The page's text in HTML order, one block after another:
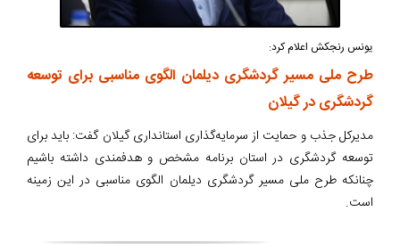
یونس رنجکش اعلام کرد:
طرح ملی مسیر گردشگری دیلمان الگوی مناسبی برای توسعه
گردشگری در گیلان
مدیرکل جذب و حمایت از سرمایه‌گذاری استانداری گیلان گفت: باید برای
توسعه گردشگری در استان برنامه مشخص و هدفمندی داشته باشیم
چنانکه طرح ملی مسیر گردشگری دیلمان الگوی مناسبی در این زمینه
است.